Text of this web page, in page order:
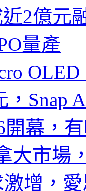
2億元
量產
，Snap
開幕，
大市場
增，